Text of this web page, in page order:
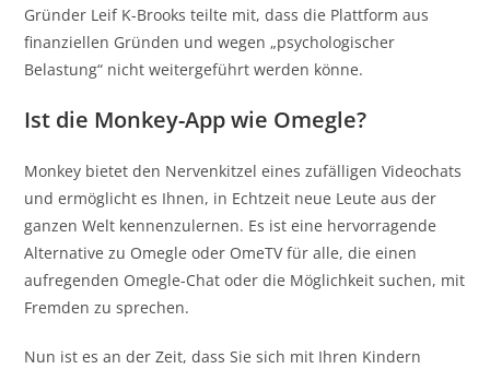
Gründer Leif K-Brooks teilte mit, dass die Plattform aus
finanziellen Gründen und wegen „psychologischer
Belastung“ nicht weitergeführt werden könne.
Ist die Monkey-App wie Omegle?
Monkey bietet den Nervenkitzel eines zufälligen Videochats
und ermöglicht es Ihnen, in Echtzeit neue Leute aus der
ganzen Welt kennenzulernen. Es ist eine hervorragende
Alternative zu Omegle oder OmeTV für alle, die einen
aufregenden Omegle-Chat oder die Möglichkeit suchen, mit
Fremden zu sprechen.
Nun ist es an der Zeit, dass Sie sich mit Ihren Kindern